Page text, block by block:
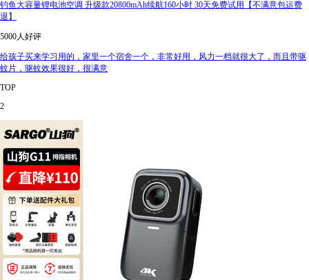
钓鱼大容量锂电池空调 升级款20800mAh续航160小时 30天免费试用【不满意包运费
退】
5000人好评
给孩子买来学习用的，家里一个宿舍一个，非常好用，风力一档就很大了，而且带驱
蚊片，驱蚊效果很好，很满意
TOP
2